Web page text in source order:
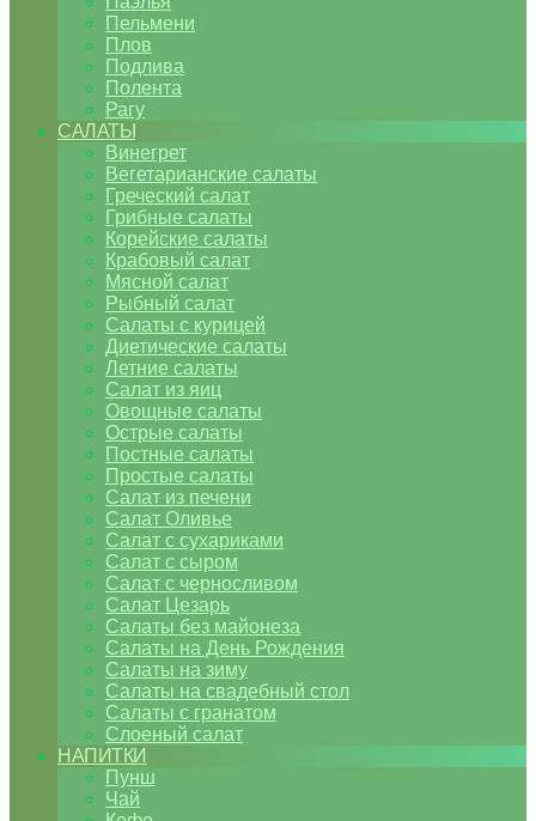
Пельмени
Плов
Подлива
Полента
Рагу
САЛАТЫ
Винегрет
Вегетарианские салаты
Греческий салат
Грибные салаты
Корейские салаты
Крабовый салат
Мясной салат
Рыбный салат
Салаты с курицей
Диетические салаты
Летние салаты
Салат из яиц
Овощные салаты
Острые салаты
Постные салаты
Простые салаты
Салат из печени
Салат Оливье
Салат с сухариками
Салат с сыром
Салат с черносливом
Салат Цезарь
Салаты без майонеза
Салаты на День Рождения
Салаты на зиму
Салаты на свадебный стол
Салаты с гранатом
Слоеный салат
НАПИТКИ
Пунш
Чай